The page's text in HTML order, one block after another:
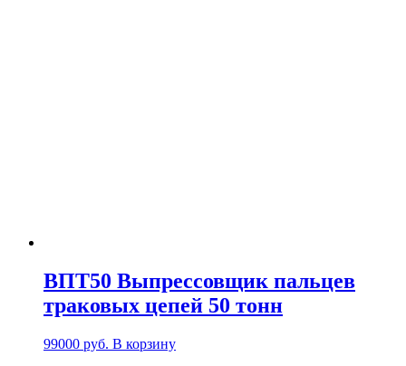
ВПТ50 Выпрессовщик пальцев
траковых цепей 50 тонн
99000 руб. В корзину